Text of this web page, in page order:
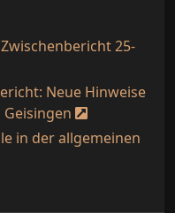
Zwischenbericht 25-
Neue Hinweise
in der allgemeinen